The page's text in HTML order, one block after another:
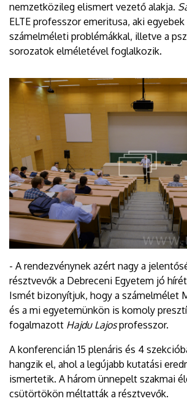
nemzetközileg elismert vezető alakja.
ELTE professzor emeritusa, aki
számelméleti problémákkal, illetve a
sorozatok elméletével foglalkozik.
- A rendezvénynek azért nagy a
résztvevők a Debreceni Egyetem jó
Ismét bizonyítjuk, hogy a számelmélet
és a mi egyetemünkön is komoly
fogalmazott Hajdu Lajosprofesszor.
A konferencián 15 plenáris és 4
hangzik el, ahol a legújabb kutatási
ismertetik. A három ünnepelt szakmai
csütörtökön méltatták a résztvevők.